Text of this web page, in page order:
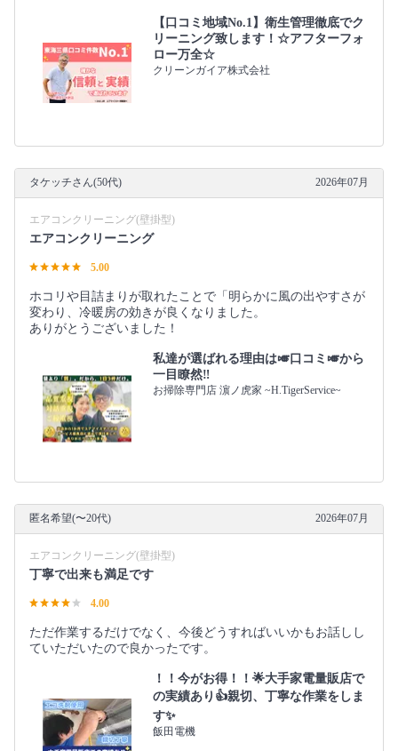
【口コミ地域No.1】衛生管理徹底でク
リーニング致します！☆アフターフォ
ロー万全☆
クリーンガイア株式会社
タケッチさん(50代) 2026年07月
エアコンクリーニング(壁掛型)
エアコンクリーニング
5.00
ホコリや目詰まりが取れたことで「明らかに風の出やすさが
変わり、冷暖房の効きが良くなりました。
ありがとうございました！
私達が選ばれる理由は🎺口コミ🎺から
一目瞭然‼️
お掃除専門店 濵ノ虎家 ~H.TigerService~
匿名希望(〜20代) 2026年07月
エアコンクリーニング(壁掛型)
丁寧で出来も満足です
4.00
ただ作業するだけでなく、今後どうすればいいかもお話しし
ていただいたので良かったです。
！！今がお得！！🌟大手家電量販店で
の実績あり👍親切、丁寧な作業をしま
す✨
飯田電機